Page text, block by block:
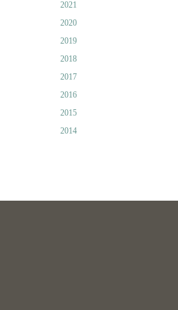
2021
2020
2019
2018
2017
2016
2015
2014